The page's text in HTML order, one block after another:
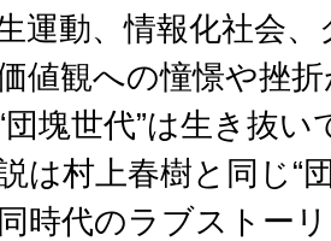
運動、情報化社会
値観への憧憬や挫
団塊世代”は生き抜い
は村上春樹と同じ“
時代のラブストー